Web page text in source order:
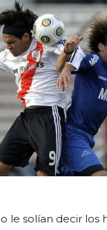
le solían decir los